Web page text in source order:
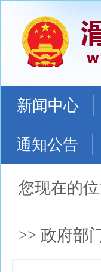
新闻中心
通知公告
您现在的位
>> 政府部